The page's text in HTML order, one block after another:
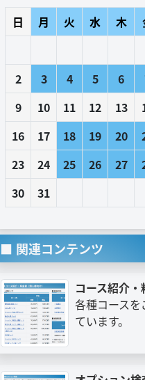
日
月 火 水 木
2
3 4 5 6
9
10 11 12 13
16
17 18 19 20
23
24 25 26 27
30
31
関連コンテンツ
コース紹介・
各種コースを
ています。